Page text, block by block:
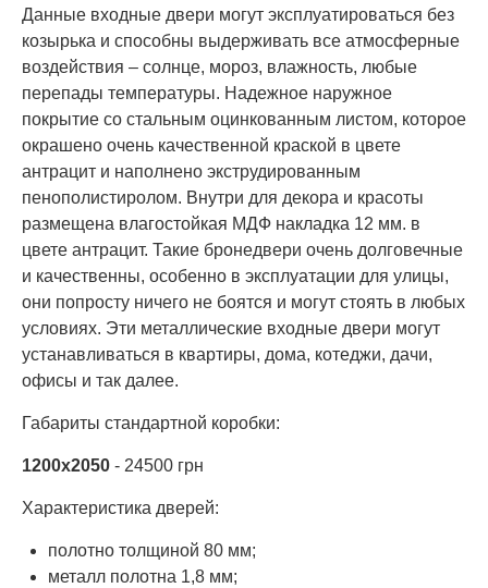
Данные входные двери могут эксплуатироваться без
козырька и способны выдерживать все атмосферные
воздействия – солнце, мороз, влажность, любые
перепады температуры. Надежное наружное
покрытие со стальным оцинкованным листом, которое
окрашено очень качественной краской в цвете
антрацит и наполнено экструдированным
пенополистиролом. Внутри для декора и красоты
размещена влагостойкая МДФ накладка 12 мм. в
цвете антрацит. Такие бронедвери очень долговечные
и качественны, особенно в эксплуатации для улицы,
они попросту ничего не боятся и могут стоять в любых
условиях. Эти металлические входные двери могут
устанавливаться в квартиры, дома, котеджи, дачи,
офисы и так далее.
Габариты стандартной коробки:
1200х2050 - 24500 грн
Характеристика дверей:
полотно толщиной 80 мм;
металл полотна 1,8 мм;